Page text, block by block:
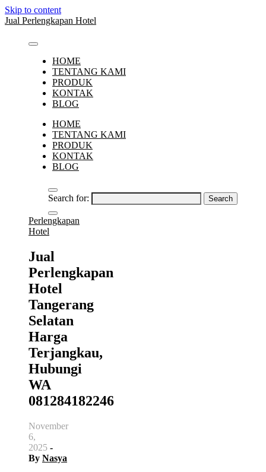
Skip to content
Jual Perlengkapan Hotel
HOME
TENTANG KAMI
PRODUK
KONTAK
BLOG
HOME
TENTANG KAMI
PRODUK
KONTAK
BLOG
Search for:
Perlengkapan
Hotel
Jual
Perlengkapan
Hotel
Tangerang
Selatan
Harga
Terjangkau,
Hubungi
WA
081284182246
November
6,
2025 -
By Nasya